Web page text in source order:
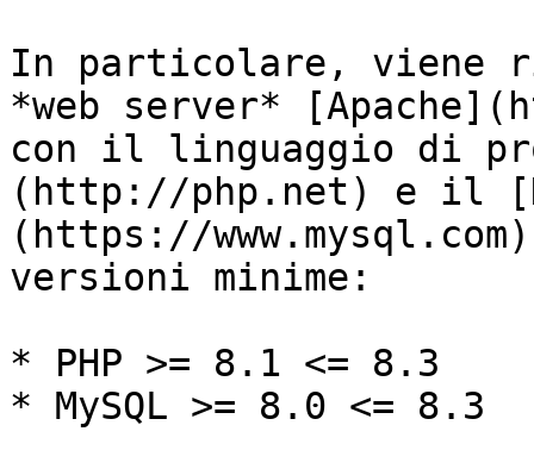
In particolare, viene
*web server*
con il linguaggio di
(http://php.net) e il
(https://
versioni minime:
* PHP >= 8.1 <= 8.3
* MySQL >= 8.0 <= 8.3